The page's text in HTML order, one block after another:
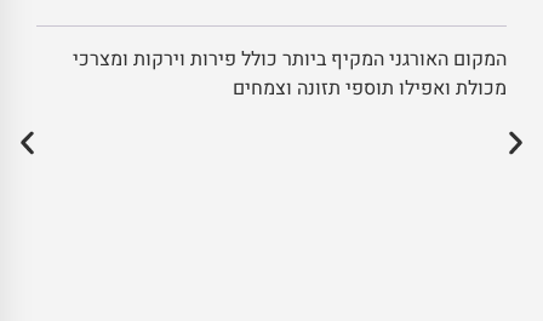
המקום האורגני המקיף ביותר כולל פירות וירקות ומצרכי
מכולת ואפילו תוספי תזונה וצמחים